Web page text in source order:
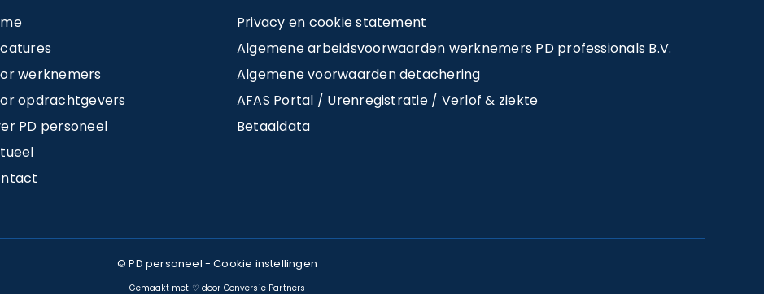
werknemers
opdrachtgevers
PD personeel
Privacy en cookie statement
Algemene arbeidsvoorwaarden werknemers PD professionals B.V.
Algemene voorwaarden detachering
AFAS Portal / Urenregistratie / Verlof & ziekte
Betaaldata
© PD personeel -Cookie instellingen
Gemaakt met ♡ door Conversie Partners